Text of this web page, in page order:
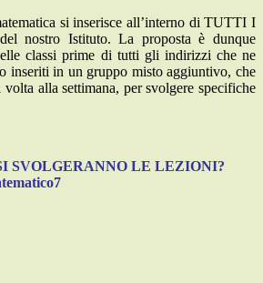
si inserisce all’interno di TUTTI I
nostro Istituto. La proposta è dunque
classi prime di tutti gli indirizzi che ne
inseriti in un gruppo misto aggiuntivo, che
alla settimana, per svolgere specifiche
SVOLGERANNO LE LEZIONI?